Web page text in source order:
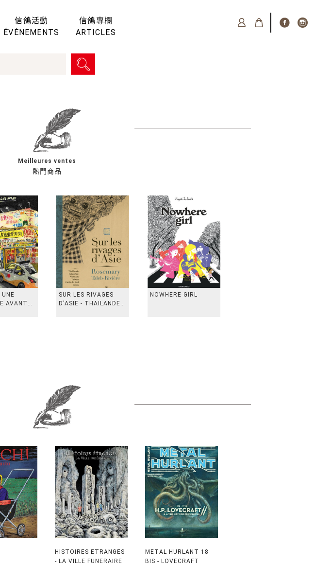
信鴿活動
ÉVÉNEMENTS
信鴿專欄
ARTICLES
熱門商品
Meilleures ventes
UNE
AVANT
SUR LES RIVAGES
D'ASIE - THAILANDE,
NOWHERE GIRL
HISTOIRES ETRANGES
- LA VILLE FUNERAIRE
METAL HURLANT 18
BIS - LOVECRAFT